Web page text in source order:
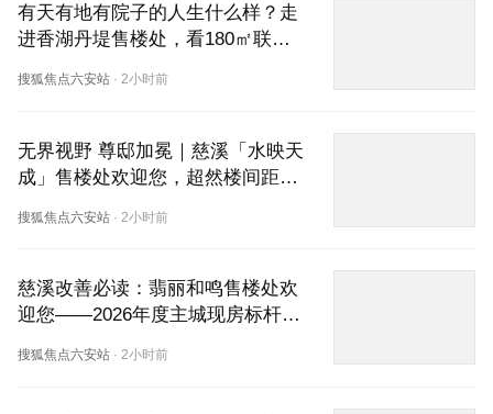
有天有地有院子的人生什么样？走
进香湖丹堤售楼处，看180㎡联排
搜狐焦点六安站 · 2小时前
无界视野 尊邸加冕｜慈溪「水映天
成」售楼处欢迎您，超然楼间距
定义主城封面
搜狐焦点六安站 · 2小时前
慈溪改善必读：翡丽和鸣售楼处欢
迎您——2026年度主城现房标杆，
搜狐焦点六安站 · 2小时前